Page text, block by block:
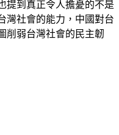
灣社會的能力，中國對台
削弱台灣社會的民主韌